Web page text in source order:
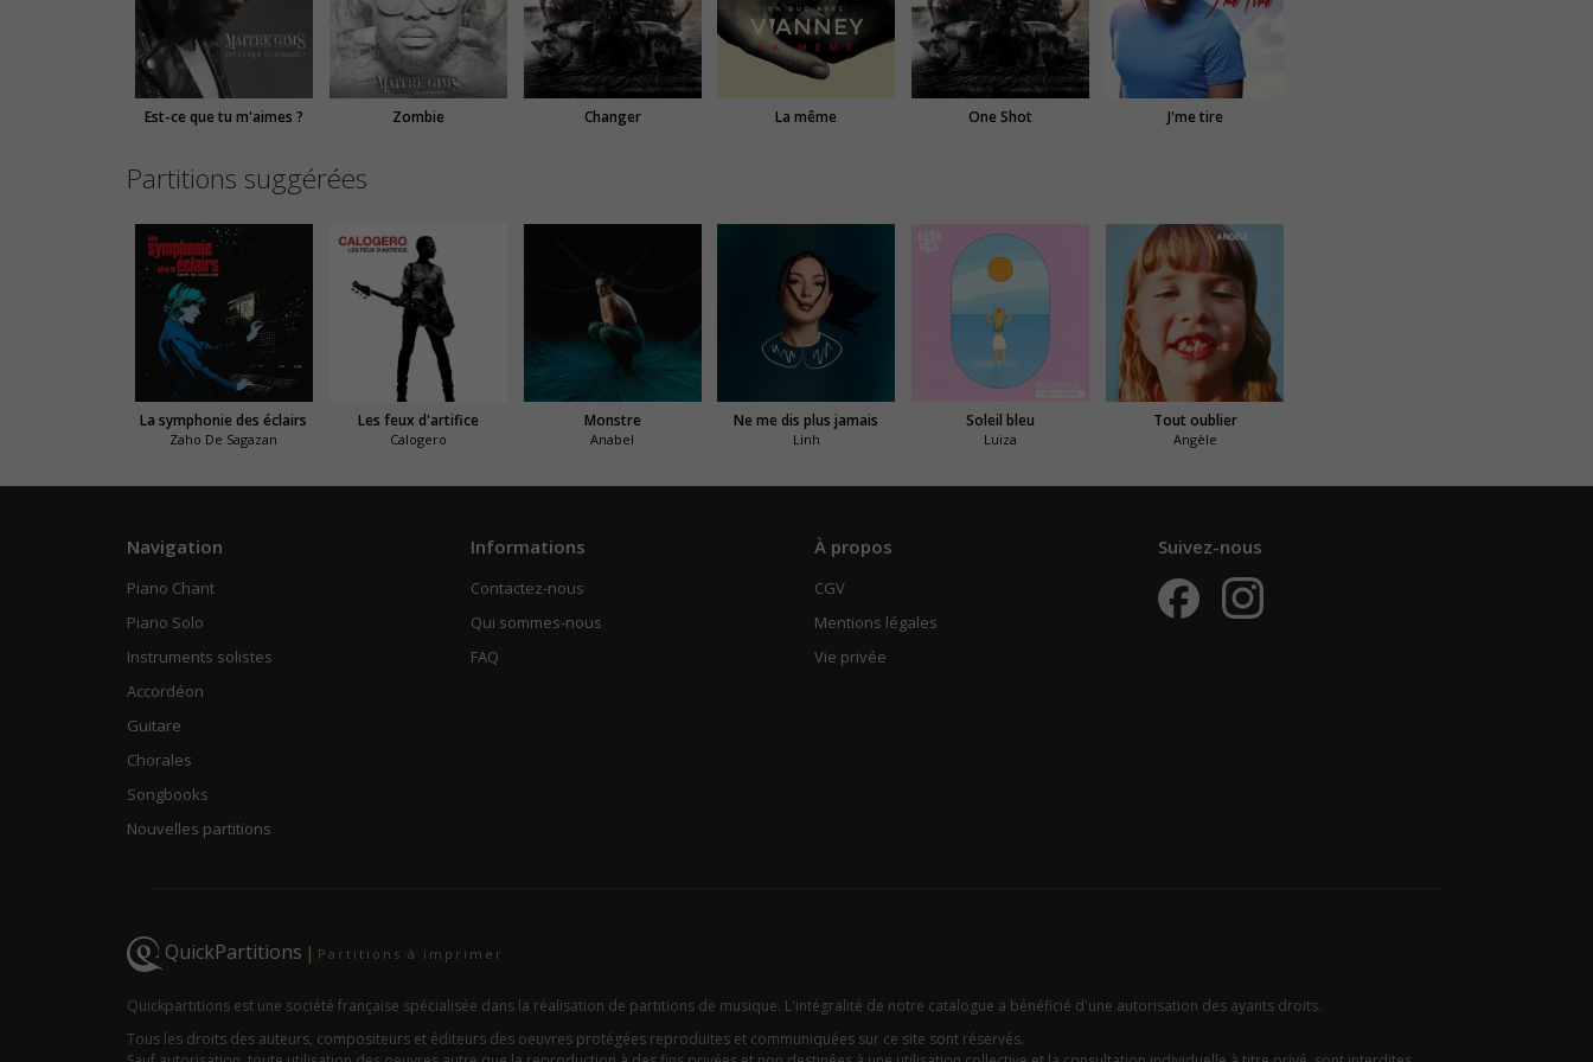
Est-ce que tu m'aimes ? Zombie Changer La même One Shot J'me tire
Partitions suggérées
La symphonie des éclairs
Zaho De Sagazan
Les feux d'artifice
Calogero
Monstre
Anabel
Ne me dis plus jamais
Linh
Soleil bleu
Luiza
Tout oublier
Angèle
Navigation
Piano Chant
Piano Solo
Instruments solistes
Accordéon
Guitare
Chorales
Songbooks
Nouvelles partitions
Informations
Contactez-nous
Qui sommes-nous
FAQ
À propos
CGV
Mentions légales
Vie privée
Suivez-nous
QuickPartitions | Partitions à imprimer
Quickpartitions est une société française spécialisée dans la réalisation de partitions de musique. L'intégralité de notre catalogue a bénéficié d'une autorisation des ayants droits.
Tous les droits des auteurs, compositeurs et éditeurs des oeuvres protégées reproduites et communiquées sur ce site sont réservés.